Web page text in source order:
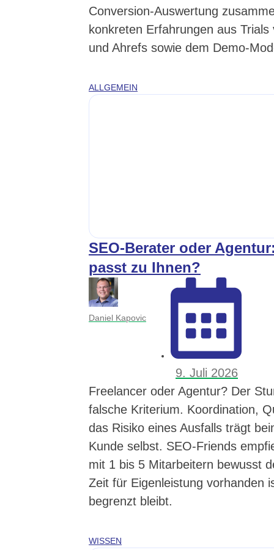
Conversion-Auswertung
konkreten Erfahrungen aus
und Ahrefs sowie dem Demo-
ALLGEMEIN
SEO-Berater oder
passt zu Ihnen?
Daniel Kapovic
9. Juli 2026
Freelancer oder Agentur? Der
falsche Kriterium. Koordination,
das Risiko eines Ausfalls trägt
Kunde selbst. SEO-Friends
mit 1 bis 5 Mitarbeitern bewusst
Zeit für Eigenleistung vorhanden
begrenzt bleibt.
WISSEN